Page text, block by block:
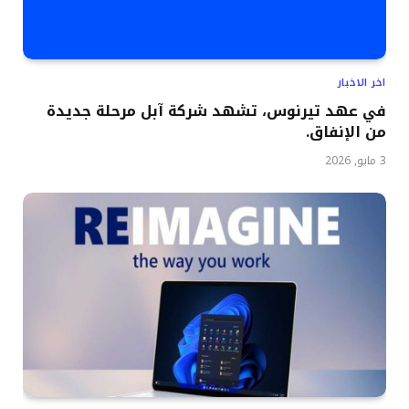
اخر الاخبار
في عهد تيرنوس، تشهد شركة آبل مرحلة جديدة
من الإنفاق.
3 مايو, 2026